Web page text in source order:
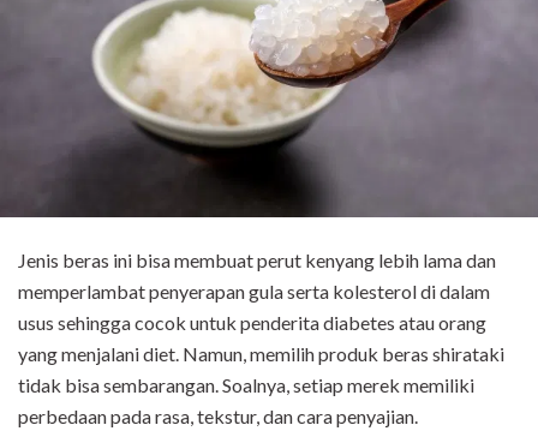
Jenis beras ini bisa membuat perut kenyang lebih lama dan
memperlambat penyerapan gula serta kolesterol di dalam
usus sehingga cocok untuk penderita diabetes atau orang
yang menjalani diet. Namun, memilih produk beras shirataki
tidak bisa sembarangan. Soalnya, setiap merek memiliki
perbedaan pada rasa, tekstur, dan cara penyajian.